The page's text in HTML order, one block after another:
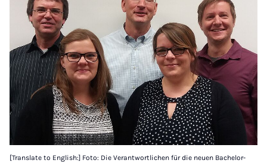
[Translate to English:] Foto: Die Verantwortlichen für die neuen Bachelor-